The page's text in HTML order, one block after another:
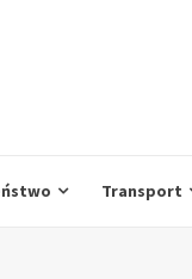
Transport